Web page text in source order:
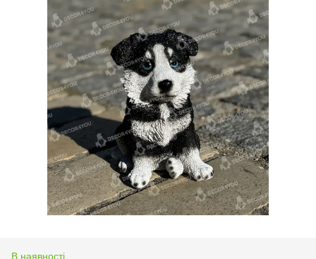
В наявності